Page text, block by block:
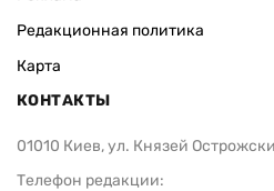
Редакционная политика
Карта
КОНТАКТЫ
01010 Киев, ул. Князей
Телефон редакции: